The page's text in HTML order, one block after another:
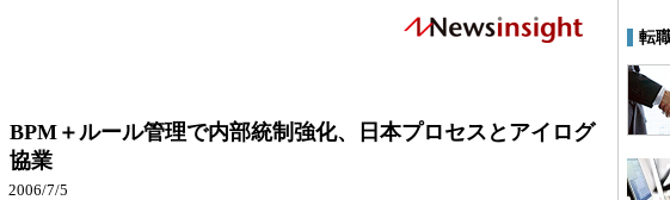
BPM＋ルール管理で内部統制強化、日本プロセスとアイログ
協業
2006/7/5
転